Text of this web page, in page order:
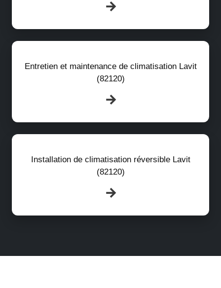
Entretien et maintenance de climatisation Lavit
(82120)
Installation de climatisation réversible Lavit
(82120)